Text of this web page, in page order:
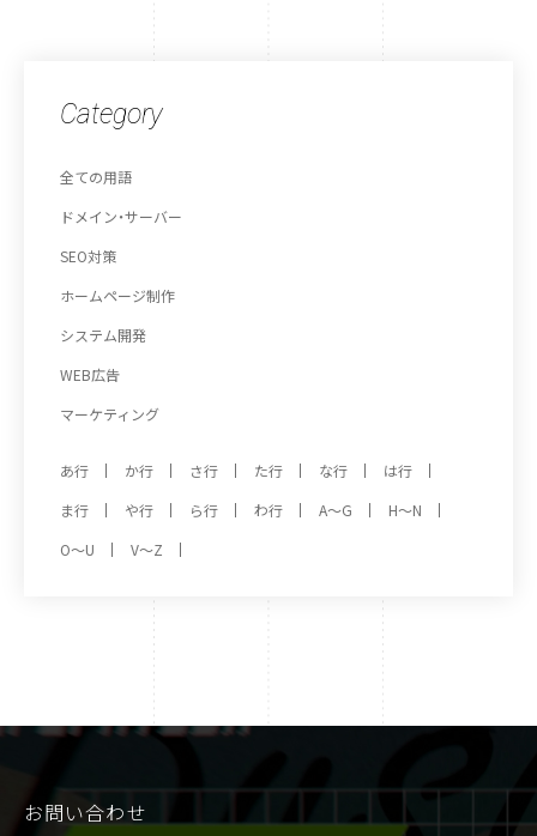
Category
全ての用語
ドメイン・サーバー
SEO対策
ホームページ制作
システム開発
WEB広告
マーケティング
あ行 か行 さ行 た行 な行
は行
ま行
や行 ら行 わ行 A～G
H～N
O～U
V～Z
お問い合わせ